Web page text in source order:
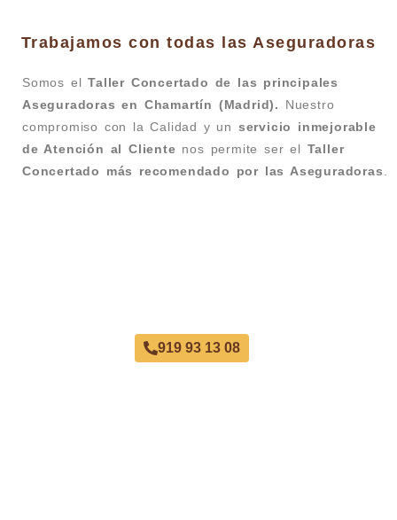
Trabajamos con todas las Aseguradoras
Somos elTaller Concertado de las principales
Aseguradoras en Chamartín (Madrid). Nuestro
compromiso con la Calidad y un servicio inmejorable
de Atención al Cliente nos permite ser el Taller
Concertado más recomendado por las Aseguradoras
919 93 13 08